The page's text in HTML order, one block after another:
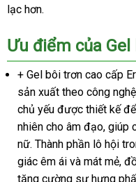
lạc hơn.
Ưu điểm của
+ Gel bôi trơn cao cấp
sản xuất theo công
chủ yếu được thiết kế
nhiên cho âm đạo, giúp
nữ. Thành phần lô hội
giác êm ái và mát mẻ,
tăng cường sự hưng